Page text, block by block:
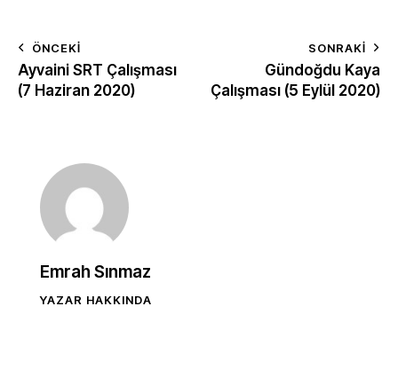
ÖNCEKI
Ayvaini SRT Çalışması
(7 Haziran 2020)
SONRAKI
Gündoğdu Kaya
Çalışması (5 Eylül 2020)
Emrah Sınmaz
YAZAR HAKKINDA